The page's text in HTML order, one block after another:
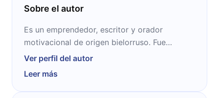
Sobre el autor
Es un emprendedor, escritor y orador
motivacional de origen bielorruso. Fue
elegido cuatro veces como el autor más
su carrera en el emprendedurismo al hacerse
cargo de la tienda de vinos de su padre, para
Ver perfil del autor
Leer más